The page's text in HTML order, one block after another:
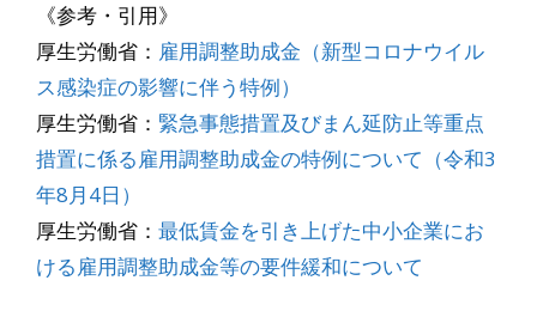
《参考・引用》
厚生労働省： 雇用調整助成金（新型コロナウイル
ス感染症の影響に伴う特例）
厚生労働省： 緊急事態措置及びまん延防止等重点
措置に係る雇用調整助成金の特例について（令和3
年8月4日）
厚生労働省： 最低賃金を引き上げた中小企業にお
ける雇用調整助成金等の要件緩和について